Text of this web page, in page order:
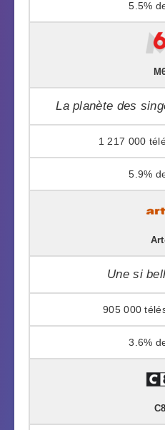
5.5%
La planète des
1 217 000
5.9%
Une si
905 000
3.6%
C8